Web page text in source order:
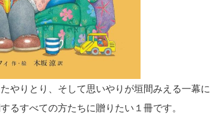
やりとり、そして思いやりが垣間みえる一幕に
るすべての方たちに贈りたい１冊です。